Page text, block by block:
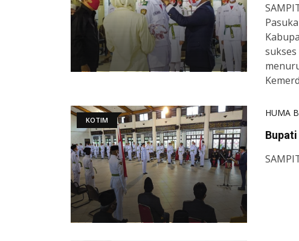
KOTIM
HUMA